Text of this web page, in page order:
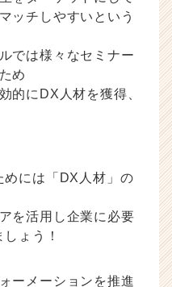
ッチしやすいという
では様々なセミナー
め
的にDX人材を獲得、
には「DX人材」の
を活用し企業に必要
ょう！
ーメーションを推進